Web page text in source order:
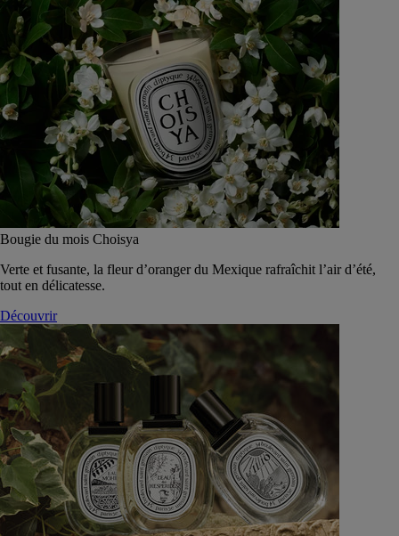
Bougie du mois Choisya
Verte et fusante, la fleur d’oranger du Mexique rafraîchit l’air d’été,
tout en délicatesse.
Découvrir